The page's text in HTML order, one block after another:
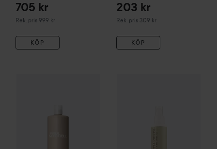
705 kr
Rek. pris 999 kr
Rekommenderat pris 999 kr
KÖP
203 kr
Rek. pris 309 kr
Rekommenderat pris 309 kr
KÖP